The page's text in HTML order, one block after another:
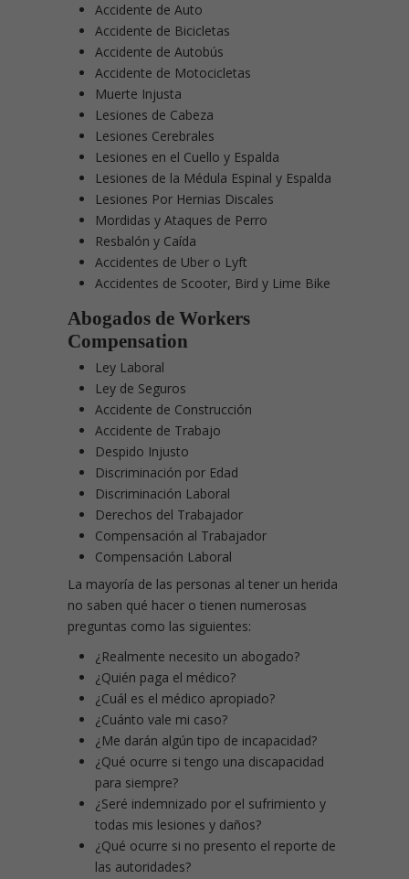
Accidente de Auto
Accidente de Bicicletas
Accidente de Autobús
Accidente de Motocicletas
Muerte Injusta
Lesiones de Cabeza
Lesiones Cerebrales
Lesiones en el Cuello y Espalda
Lesiones de la Médula Espinal y Espalda
Lesiones Por Hernias Discales
Mordidas y Ataques de Perro
Resbalón y Caída
Accidentes de Uber o Lyft
Accidentes de Scooter, Bird y Lime Bike
Abogados de Workers
Compensation
Ley Laboral
Ley de Seguros
Accidente de Construcción
Accidente de Trabajo
Despido Injusto
Discriminación por Edad
Discriminación Laboral
Derechos del Trabajador
Compensación al Trabajador
Compensación Laboral
La mayoría de las personas al tener un herida
no saben qué hacer o tienen numerosas
preguntas como las siguientes:
¿Realmente necesito un abogado?
¿Quién paga el médico?
¿Cuál es el médico apropiado?
¿Cuánto vale mi caso?
¿Me darán algún tipo de incapacidad?
¿Qué ocurre si tengo una discapacidad
para siempre?
¿Seré indemnizado por el sufrimiento y
todas mis lesiones y daños?
¿Qué ocurre si no presento el reporte de
las autoridades?